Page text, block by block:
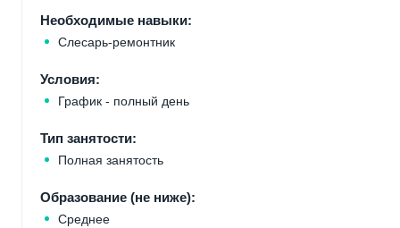
Необходимые навыки:
Слесарь-ремонтник
Условия:
График - полный день
Тип занятости:
Полная занятость
Образование (не ниже):
Среднее